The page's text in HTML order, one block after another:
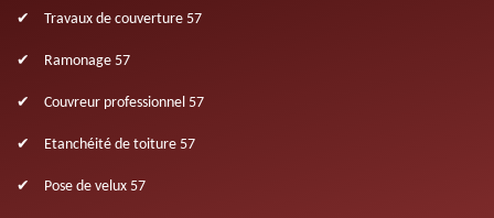
Travaux de couverture 57
Ramonage 57
Couvreur professionnel 57
Etanchéité de toiture 57
Pose de velux 57